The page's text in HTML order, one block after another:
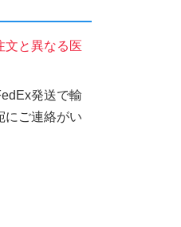
文と異なる医
発送で輸
にご連絡がい